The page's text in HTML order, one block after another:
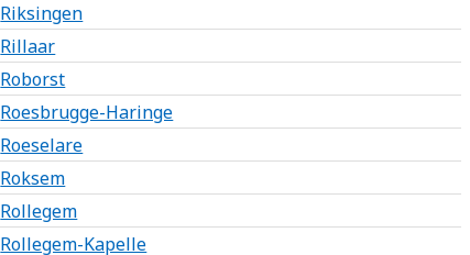
Riksingen
Rillaar
Roborst
Roesbrugge-Haringe
Roeselare
Roksem
Rollegem
Rollegem-Kapelle